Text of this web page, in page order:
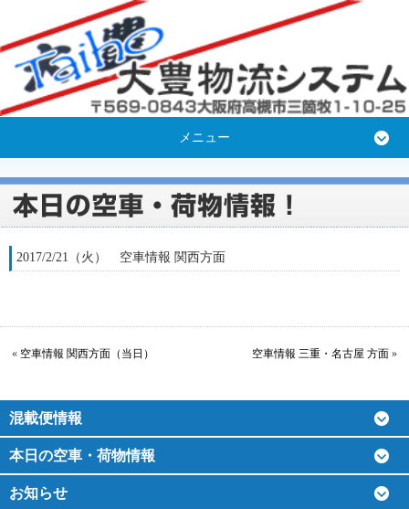
メニュー
2017/2/21（火） 空車情報 関西方面
« 空車情報 関西方面（当日） 空車情報 三重・名古屋 方面 »
混載便情報
本日の空車・荷物情報
お知らせ